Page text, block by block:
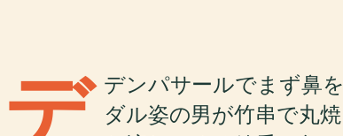
デ デンパサールでまず鼻
ダル姿の男が竹串で丸